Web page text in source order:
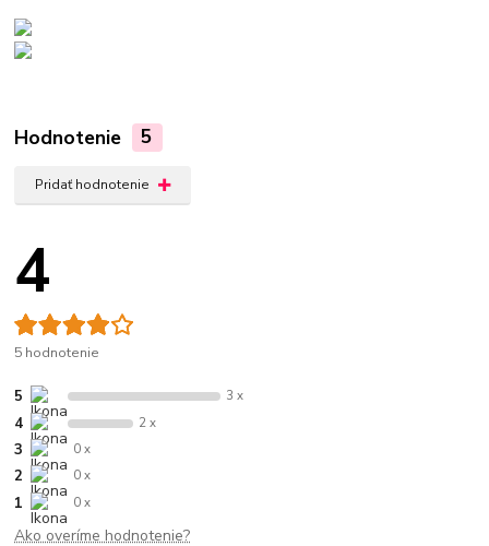
Hodnotenie 5
Pridať hodnotenie
4
5 hodnotenie
5 3 x
4 2 x
3 0 x
2 0 x
1 0 x
Ako overíme hodnotenie?